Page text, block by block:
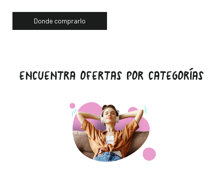
Donde comprarlo
ENCUENTRA OFERTAS POR CATEGORÍAS